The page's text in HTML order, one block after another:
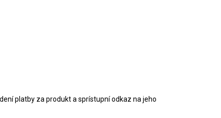
platby za produkt a sprístupní odkaz na jeho